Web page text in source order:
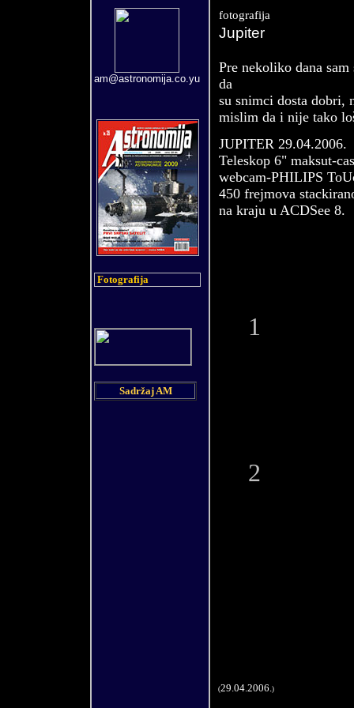
am@astronomija.co.yu
Fotografija
Sadržaj AM
fotografija
Jupiter
Pre nekoliko dana
da
su snimci dosta dobri,
mislim da i nije tako
JUPITER 29.04.2006.
Teleskop 6" maksut-
webcam-PHILIPS
450 frejmova
na kraju u ACDSee 8.
1
2
(29.04.2006.)